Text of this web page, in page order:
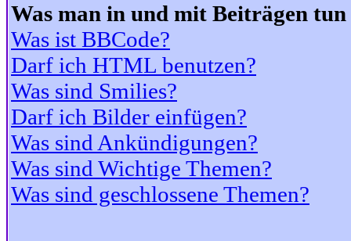
Was man in und mit Beiträgen
Was ist BBCode?
Darf ich HTML benutzen?
Was sind Smilies?
Darf ich Bilder einfügen?
Was sind Ankündigungen?
Was sind Wichtige Themen?
Was sind geschlossene Themen?